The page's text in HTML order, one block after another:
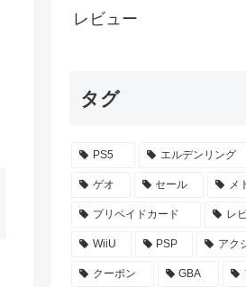
レビュー
タグ
PS5 エルデンリング
ゲオ セール メ
プリペイドカード レ
WiiU PSP アク
クーポン GBA